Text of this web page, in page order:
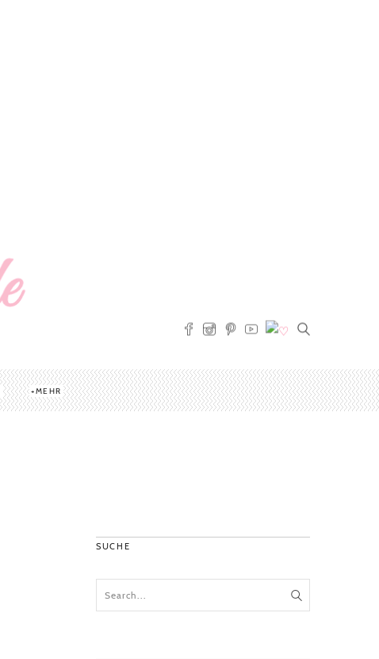
MEHR
SUCHE